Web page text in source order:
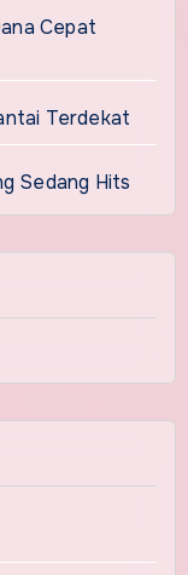
Cepat
Terdekat
Sedang Hits